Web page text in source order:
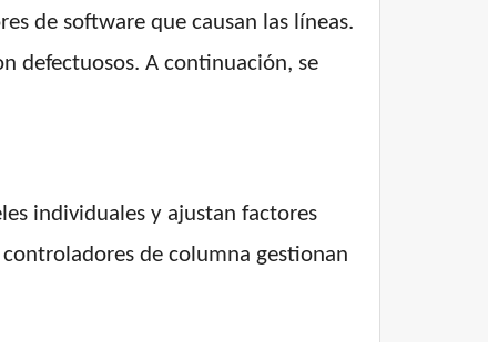
de software que causan las líneas.
defectuosos. A continuación, se
individuales y ajustan factores
de columna gestionan